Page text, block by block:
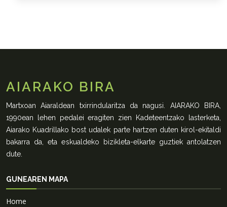
AIARAKO BIRA
Martxoan Aiaraldean txirrindularitza da nagusi. AIARAKO BIRA,
1990ean lehen pedalei eragiten zien Kadeteentzako lasterketa,
Aiarako Kuadrillako bost udalek parte hartzen duten kirol-ekitaldi
bakarra da, eta eskualdeko bizikleta-elkarte guztiek antolatzen
dute.
GUNEAREN MAPA
Home